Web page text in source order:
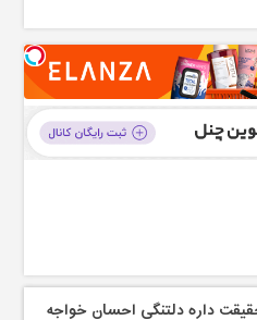
داره دلتنگی احسان خواجه